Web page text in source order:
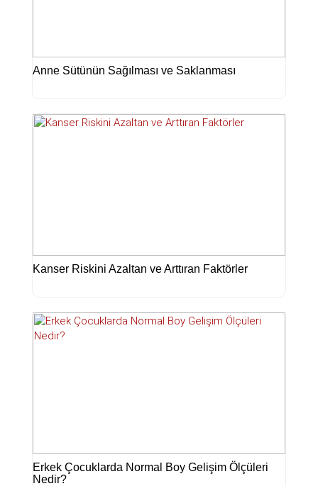
Anne Sütünün Sağılması ve Saklanması
Kanser Riskini Azaltan ve Arttıran Faktörler
Erkek Çocuklarda Normal Boy Gelişim Ölçüleri
Nedir?